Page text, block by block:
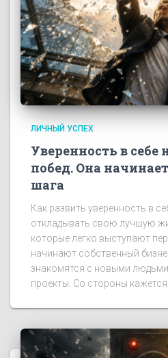
ЛИЧНЫЙ УСПЕХ
Уверенность в себе
побед. Она
шага
Как развить уверенность в
откладывать свою лучшую
которые легко выступают
начинают собственный
знакомятся с новыми
проекты. Со стороны кажется,